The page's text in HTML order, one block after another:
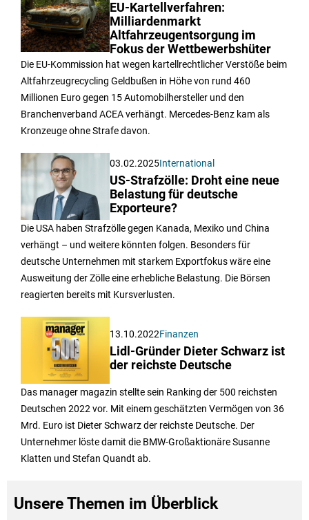
EU-Kartellverfahren:
Milliardenmarkt
Altfahrzeugentsorgung im
Fokus der Wettbewerbshüter
Die EU-Kommission hat wegen kartellrechtlicher Verstöße beim
Altfahrzeugrecycling Geldbußen in Höhe von rund 460
Millionen Euro gegen 15 Automobilhersteller und den
Branchenverband ACEA verhängt. Mercedes-Benz kam als
Kronzeuge ohne Strafe davon.
03.02.2025International
US-Strafzölle: Droht eine neue
Belastung für deutsche
Exporteure?
Die USA haben Strafzölle gegen Kanada, Mexiko und China
verhängt – und weitere könnten folgen. Besonders für
deutsche Unternehmen mit starkem Exportfokus wäre eine
Ausweitung der Zölle eine erhebliche Belastung. Die Börsen
reagierten bereits mit Kursverlusten.
13.10.2022Finanzen
Lidl-Gründer Dieter Schwarz ist
der reichste Deutsche
Das manager magazin stellte sein Ranking der 500 reichsten
Deutschen 2022 vor. Mit einem geschätzten Vermögen von 36
Mrd. Euro ist Dieter Schwarz der reichste Deutsche. Der
Unternehmer löste damit die BMW-Großaktionäre Susanne
Klatten und Stefan Quandt ab.
Unsere Themen im Überblick